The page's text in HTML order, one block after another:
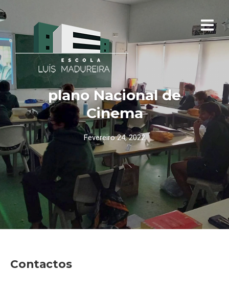
plano Nacional de
Cinema
Fevereiro 24, 2022
Contactos